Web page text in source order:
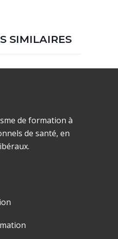
SIMILAIRES
de formation à
de santé, en